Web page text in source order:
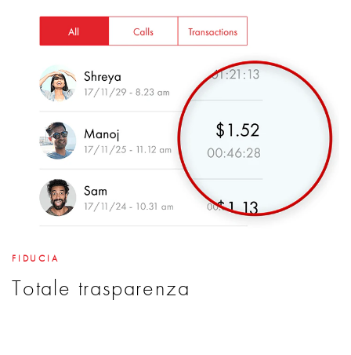
FIDUCIA
Totale trasparenza